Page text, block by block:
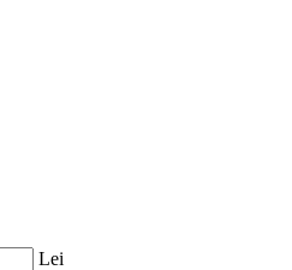
Lei